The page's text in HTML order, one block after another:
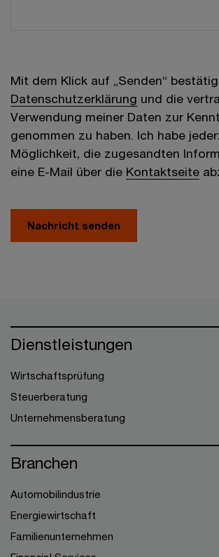
Mit dem Klick auf „Senden“
Datenschutzerklärung und die
Verwendung meiner Daten zur
genommen zu haben. Ich habe
Möglichkeit, die zugesandten
eine E-Mail über die Kontaktseite
Nachricht senden
Dienstleistungen
Wirtschaftsprüfung
Steuerberatung
Unternehmensberatung
Branchen
Automobilindustrie
Energiewirtschaft
Familienunternehmen